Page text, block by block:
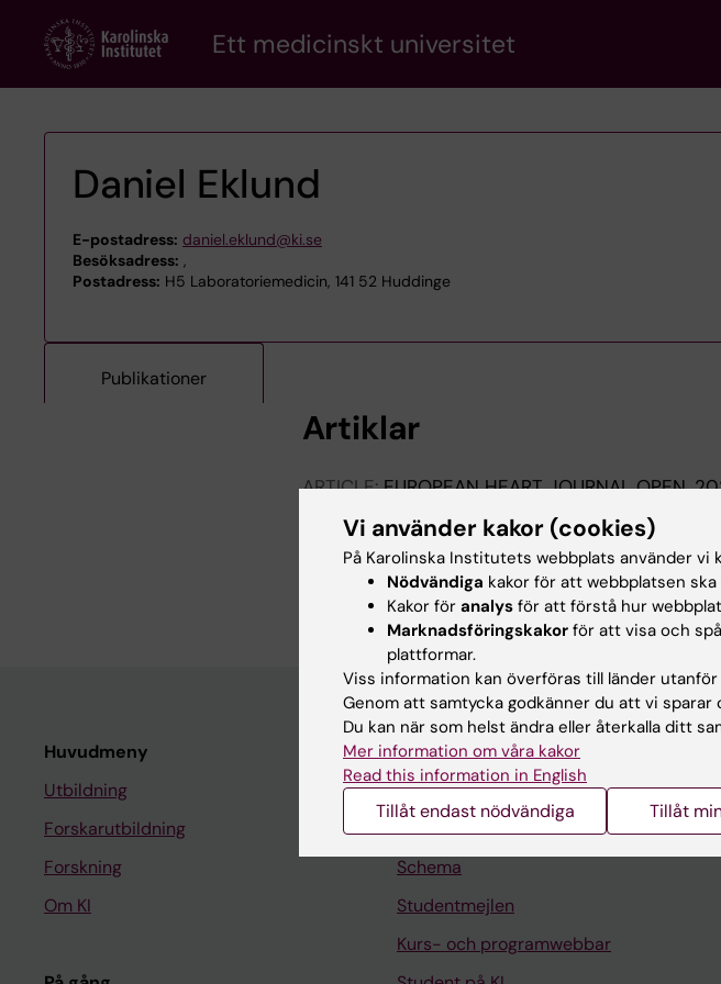
content
Ett medicinskt universitet
Daniel Eklund
E-postadress: daniel.eklund@ki.se
Besöksadress: ,
Postadress: H5 Laboratoriemedicin, 141 52 Huddinge
Publikationer
Artiklar
ARTICLE:EUROPEAN HEART JOURNAL OPEN.
Relation among hypertriglyceridaemia,
design and rationale of the Stockholm
Andersson DP; Littmann K; Kindborg G; Eklund
Brinck J
Huvudmeny
Utbildning
Forskarutbildning
Forskning
Om KI
Student
Ladok
Canvas
Schema
Studentmejlen
Kurs- och programwebbar
Vi använder kakor (cookies)
På Karolinska Institutets webbplats använder vi
Nödvändiga kakor för att webbplatsen
Kakor för analys för att förstå hur
Marknadsföringskakor för att visa och
plattformar.
Viss information kan överföras till länder utanför
Genom att samtycka godkänner du att vi sparar
Du kan när som helst ändra eller återkalla ditt
Mer information om våra kakor
Read this information in English
Tillåt endast nödvändiga Tillåt